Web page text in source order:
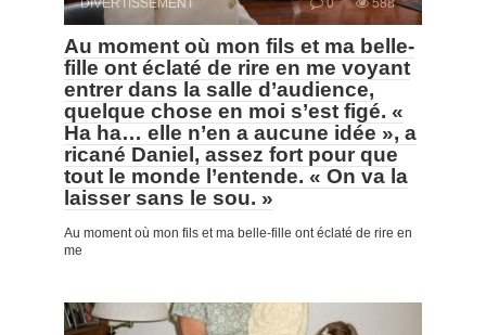
DIVERTISSEMENT 0 588
Au moment où mon fils et ma belle-
fille ont éclaté de rire en me voyant
entrer dans la salle d’audience,
quelque chose en moi s’est figé. «
Ha ha… elle n’en a aucune idée », a
ricané Daniel, assez fort pour que
tout le monde l’entende. « On va la
laisser sans le sou. »
Au moment où mon fils et ma belle-fille ont éclaté de rire en
me